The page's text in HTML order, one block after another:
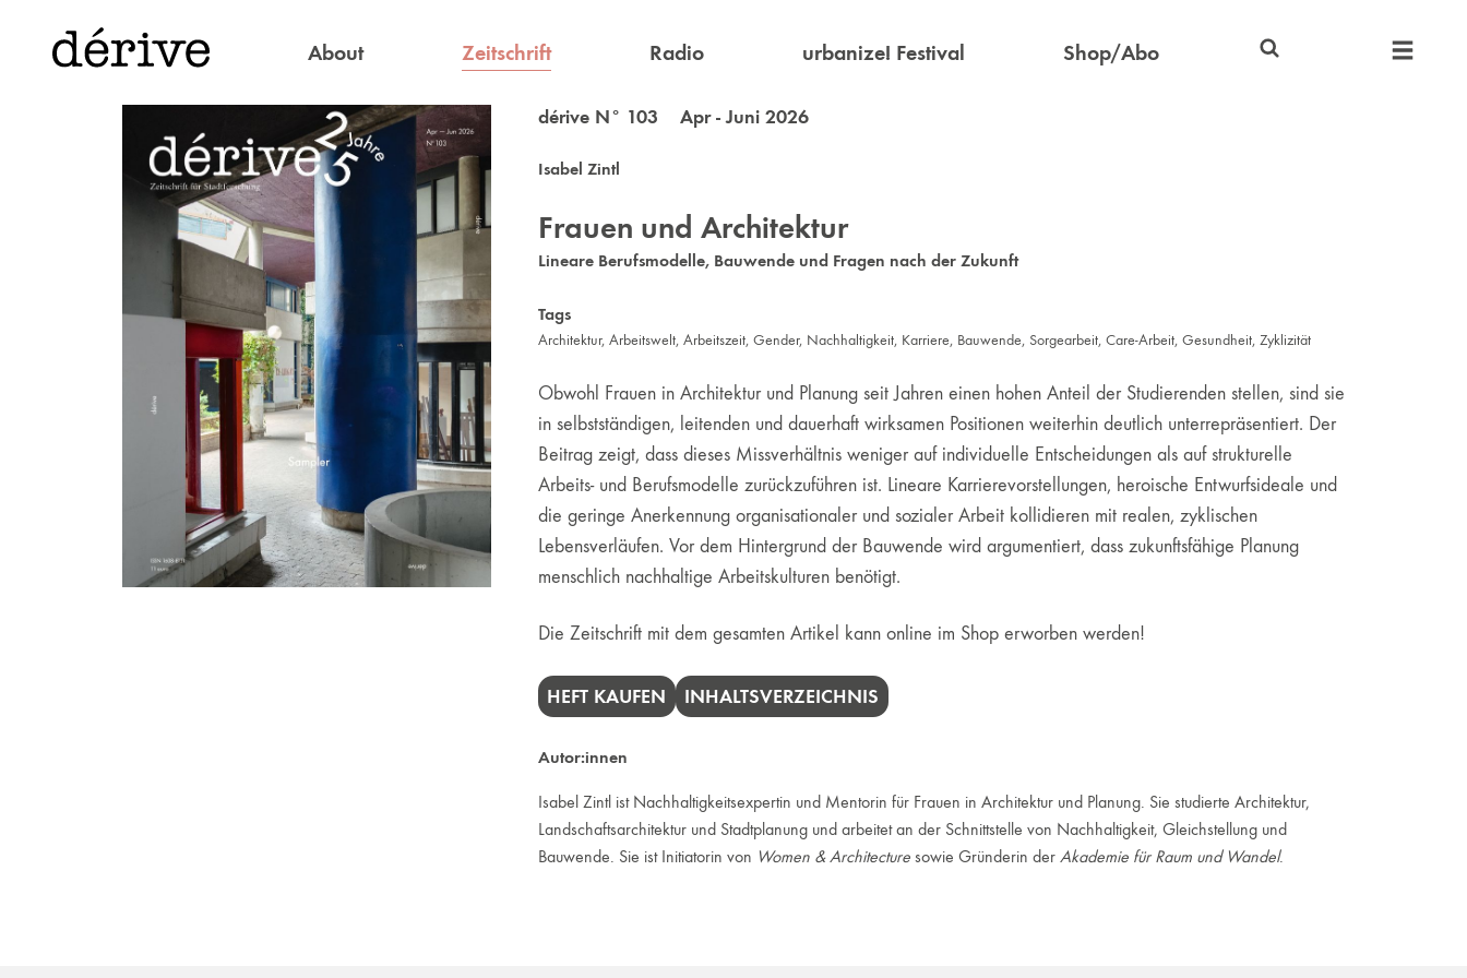
About Zeitschrift Radio urbanize! Festival Shop/Abo
dérive N° 103 Apr - Juni 2026
Isabel Zintl
Frauen und Architektur
Lineare Berufsmodelle, Bauwende und Fragen nach der Zukunft
Tags
Architektur, Arbeitswelt, Arbeitszeit, Gender, Nachhaltigkeit, Karriere, Bauwende, Sorgearbeit, Care-Arbeit, Gesundheit, Zyklizität
Obwohl Frauen in Architektur und Planung seit Jahren einen hohen Anteil der Studierenden stellen, sind sie
in selbstständigen, leitenden und dauerhaft wirksamen Positionen weiterhin deutlich unterrepräsentiert. Der
Beitrag zeigt, dass dieses Missverhältnis weniger auf individuelle Entscheidungen als auf strukturelle
Arbeits- und Berufsmodelle zurückzuführen ist. Lineare Karrierevorstellungen, heroische Entwurfsideale und
die geringe Anerkennung organisationaler und sozialer Arbeit kollidieren mit realen, zyklischen
Lebensverläufen. Vor dem Hintergrund der Bauwende wird argumentiert, dass zukunftsfähige Planung
menschlich nachhaltige Arbeitskulturen benötigt.
Die Zeitschrift mit dem gesamten Artikel kann online im Shop erworben werden!
HEFT KAUFEN INHALTSVERZEICHNIS
Autor:innen
Isabel Zintl ist Nachhaltigkeitsexpertin und Mentorin für Frauen in Architektur und Planung. Sie studierte Architektur,
Landschaftsarchitektur und Stadtplanung und arbeitet an der Schnittstelle von Nachhaltigkeit, Gleichstellung und
Bauwende. Sie ist Initiatorin von Women & Architecturesowie Gründerin der Akademie für Raum und Wandel.